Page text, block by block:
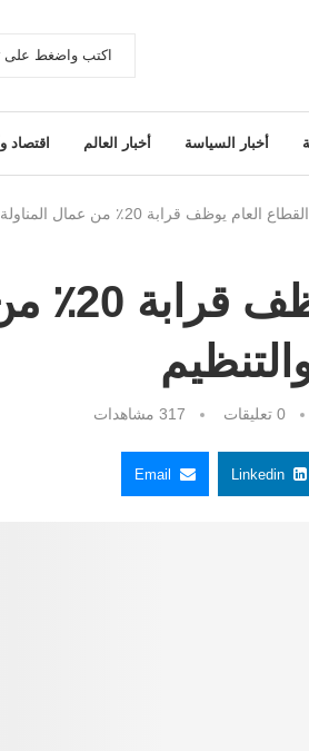
أخبار السياسة أخبار العالم اقتصاد
القطاع العام يوظف قرابة 20٪ من عمال المناولة: دعوات للإصلاح والتنظيم
القطاع
0 تعليقات 317 مشاهدات
Linkedin
Email